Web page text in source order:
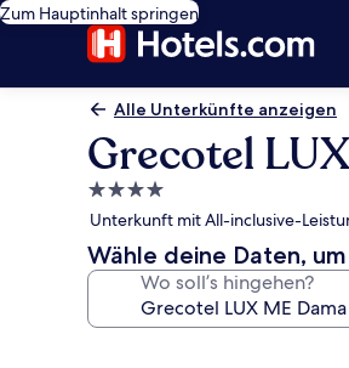
Zum Hauptinhalt springen
Alle Unterkünfte anzeigen
Grecotel
4.0-
Sterne-
Unterkunft
Unterkunft mit All-inclusive-
Wähle deine Daten,
Wo soll’s hingehen?